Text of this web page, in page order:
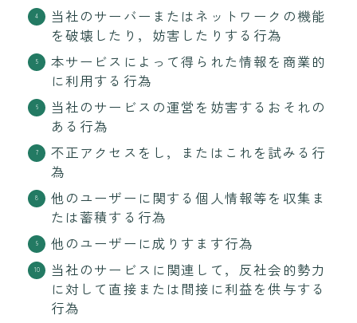
当社のサーバーまたはネットワークの機能
を破壊したり，妨害したりする行為
本サービスによって得られた情報を商業的
に利用する行為
当社のサービスの運営を妨害するおそれの
ある行為
不正アクセスをし，またはこれを試みる行
為
他のユーザーに関する個人情報等を収集ま
たは蓄積する行為
他のユーザーに成りすます行為
当社のサービスに関連して，反社会的勢力
に対して直接または間接に利益を供与する
行為